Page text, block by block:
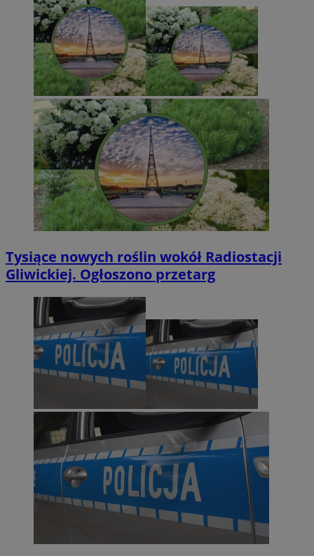
Tysiące nowych roślin wokół Radiostacji
Gliwickiej. Ogłoszono przetarg